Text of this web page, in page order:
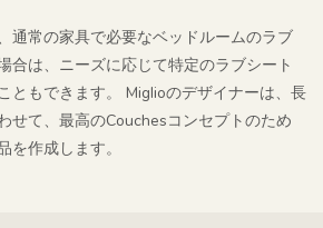
通常の家具で必要なベッドルームのラブ
合は、ニーズに応じて特定のラブシート
ともできます。 Miglioのデザイナーは、長
せて、最高のCouchesコンセプトのため
を作成します。